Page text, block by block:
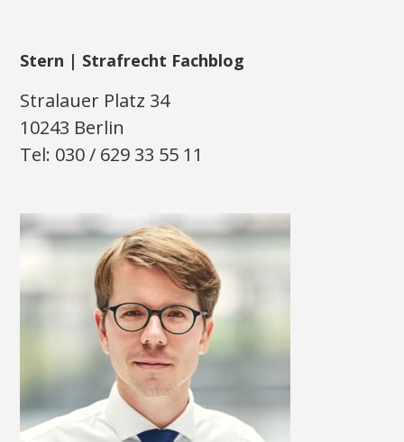
Stern | Strafrecht Fachblog
Stralauer Platz 34
10243 Berlin
Tel: 030 / 629 33 55 11